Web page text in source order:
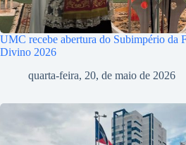
UMC recebe abertura do Subimpério da
Divino 2026
quarta-feira, 20, de maio de 2026